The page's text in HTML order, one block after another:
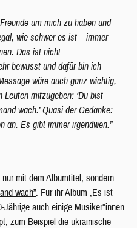
um mich zu haben und
wie schwer es ist – immer
Das ist nicht
bewusst und dafür bin ich
wäre auch ganz wichtig,
mitzugeben: ‘Du bist
wach.’ Quasi der Gedanke:
an. Es gibt immer irgendwen.”
mit dem Albumtitel, sondern
wach”. Für ihr Album „Es ist
Jährige auch einige Musiker*innen
zum Beispiel die ukrainische